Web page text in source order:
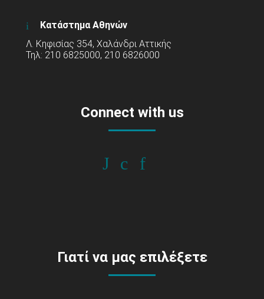
Κατάστημα Αθηνών
Λ. Κηφισίας 354, Χαλάνδρι Αττικής
Τηλ: 210 6825000, 210 6826000
Connect with us
Γιατί να μας επιλέξετε